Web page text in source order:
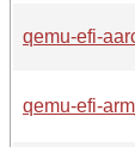
qemu-efi-
qemu-efi-